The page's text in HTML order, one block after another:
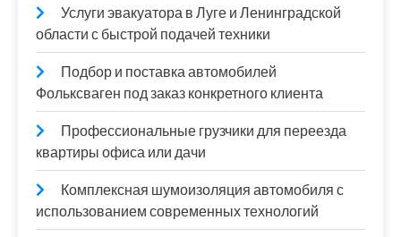
Услуги эвакуатора в Луге и Ленинградской
области с быстрой подачей техники
Подбор и поставка автомобилей
Фольксваген под заказ конкретного клиента
Профессиональные грузчики для переезда
квартиры офиса или дачи
Комплексная шумоизоляция автомобиля с
использованием современных технологий